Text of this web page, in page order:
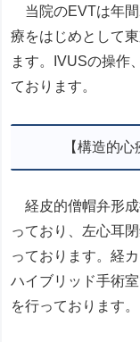
当院のEVTは年間
療をはじめとして
ます。IVUSの操作
ております。
【構造的
経皮的僧帽弁形
っており、左心耳
っております。経
ハイブリッド手術
を行っております。